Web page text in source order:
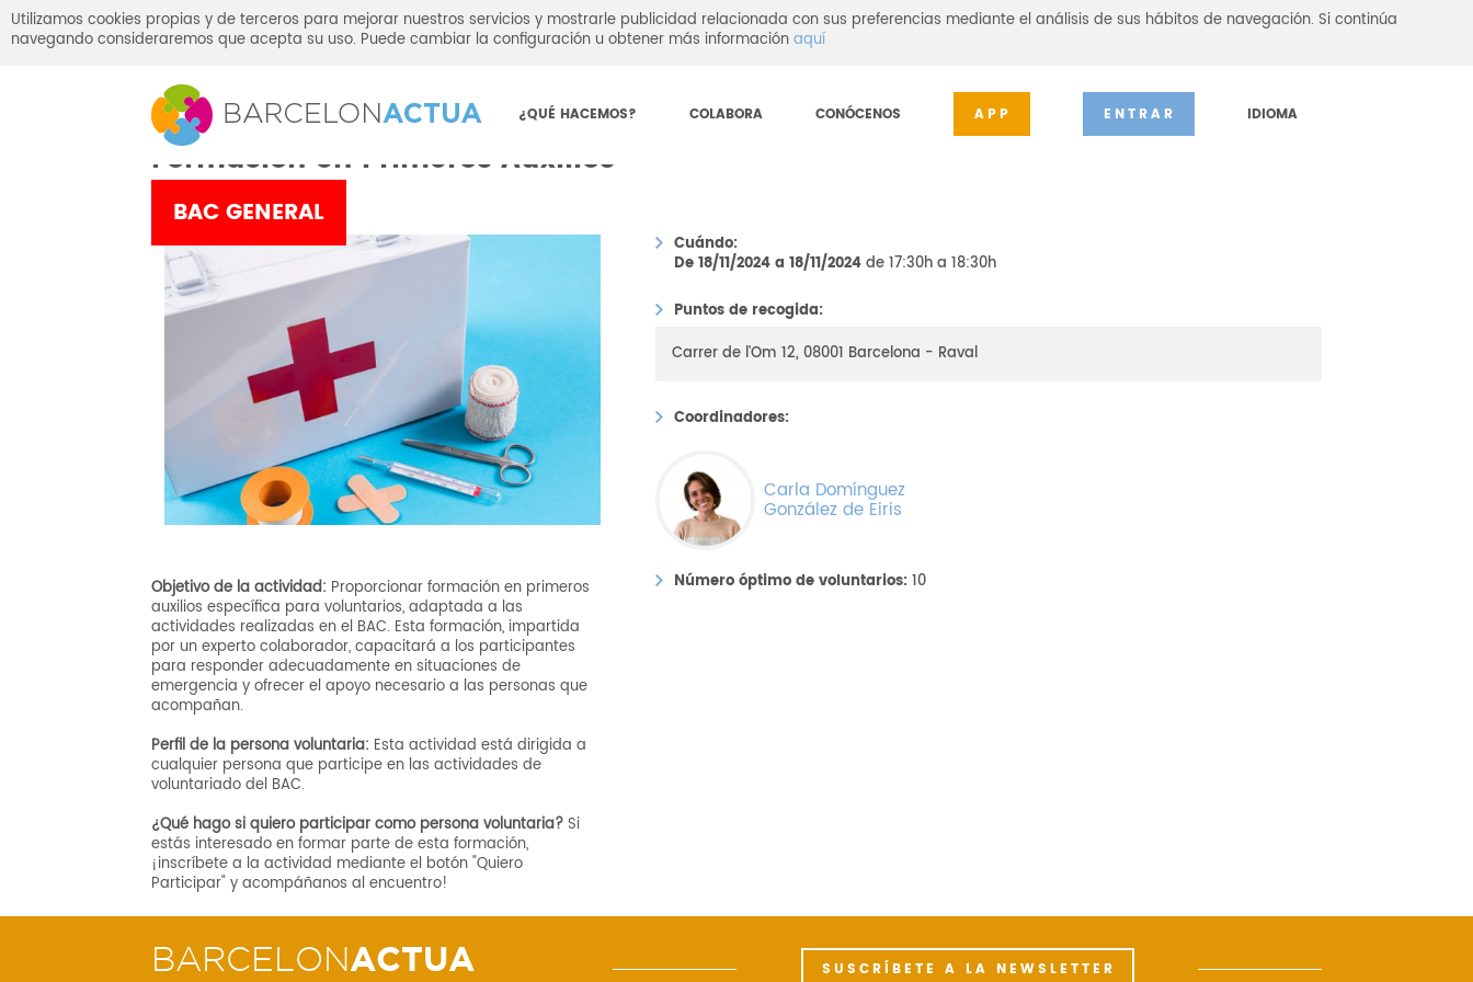
Utilizamos cookies propias y de terceros para mejorar nuestros servicios y mostrarle publicidad relacionada con sus preferencias mediante el análisis de sus hábitos de navegación. Si continúa
navegando consideraremos que acepta su uso. Puede cambiar la configuración u obtener más informaciónaquí
¿QUÉ HACEMOS? COLABORA CONÓCENOS APP ENTRAR IDIOMA
Inicio Campañas y eventos
Formación en Primeros Auxilios
BAC GENERAL
Objetivo de la actividad: Proporcionar formación en primeros
auxilios específica para voluntarios, adaptada a las
actividades realizadas en el BAC. Esta formación, impartida
por un experto colaborador, capacitará a los participantes
para responder adecuadamente en situaciones de
emergencia y ofrecer el apoyo necesario a las personas que
acompañan.
Perfil de la persona voluntaria: Esta actividad está dirigida a
cualquier persona que participe en las actividades de
voluntariado del BAC.
¿Qué hago si quiero participar como persona voluntaria?Si
estás interesado en formar parte de esta formación,
¡inscríbete a la actividad mediante el botón "Quiero
Participar" y acompáñanos al encuentro!
Cuándo:
De 18/11/2024 a 18/11/2024de 17:30h a 18:30h
Puntos de recogida:
Carrer de l'Om 12, 08001 Barcelona - Raval
Coordinadores:
Carla Domínguez
González de Eiris
Número óptimo de voluntarios:10
BARCELONACTUA SUSCRÍBETE A LA NEWSLETTER